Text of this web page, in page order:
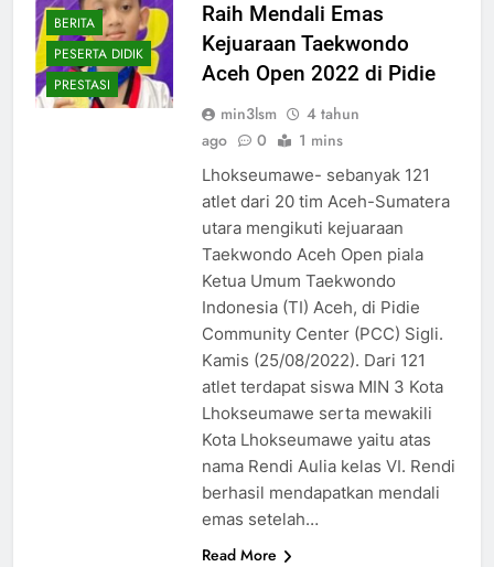
BERITA
PESERTA DIDIK
PRESTASI
Raih Mendali Emas
Kejuaraan Taekwondo
Aceh Open 2022 di Pidie
min3lsm
4 tahun
ago
0 1 mins
Lhokseumawe- sebanyak 121
atlet dari 20 tim Aceh-Sumatera
utara mengikuti kejuaraan
Taekwondo Aceh Open piala
Ketua Umum Taekwondo
Indonesia (TI) Aceh, di Pidie
Community Center (PCC) Sigli.
Kamis (25/08/2022). Dari 121
atlet terdapat siswa MIN 3 Kota
Lhokseumawe serta mewakili
Kota Lhokseumawe yaitu atas
nama Rendi Aulia kelas VI. Rendi
berhasil mendapatkan mendali
emas setelah…
Read More